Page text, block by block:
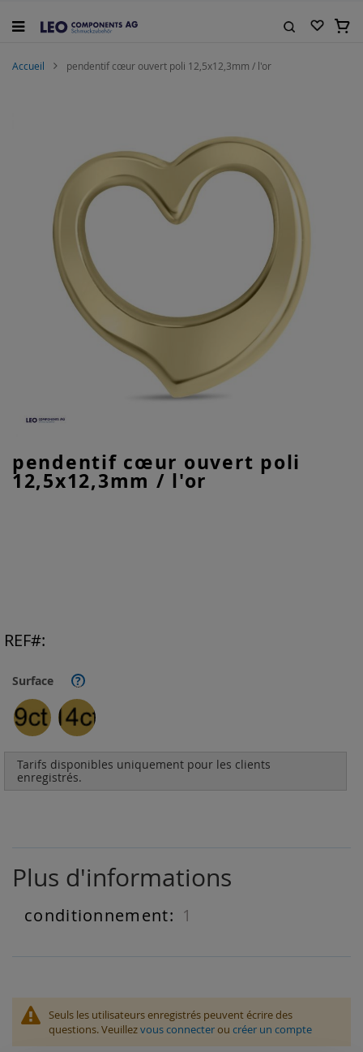
au
Mon
Accueil pendentif cœur ouvert poli 12,5x12,3mm / l'or
pendentif cœur ouvert poli
12,5x12,3mm / l'or
Surface ?
Tarifs disponibles uniquement pour les clients
enregistrés.
REF
to
the
beginning
Plus d'informations
Plus
1
Seuls les utilisateurs enregistrés peuvent écrire des
questions. Veuillezvous connecterou créer un compte